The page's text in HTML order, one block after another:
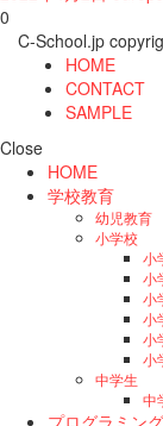
0
C-School.jp
HOME
CONTACT
SAMPLE
Close
HOME
学校教育
幼児教育
小学校
小
小
小
小
小
小
中学生
中
プログラミング